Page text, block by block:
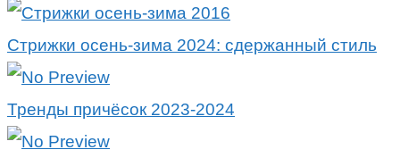
Стрижки осень-зима 2024: сдержанный стиль
Тренды причёсок 2023-2024